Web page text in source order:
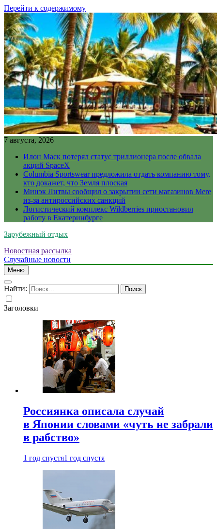
Перейти к содержимому
7 августа, 2026
Илон Маск потерял статус триллионера после обвала
акций SpaceX
Columbia Sportswear предложила отдать компанию тому,
кто докажет, что Земля плоская
Минэк Литвы сообщил о закрытии сети магазинов Mere
из-за антироссийских санкций
Логистический комплекс Wildberries приостановил
работу в Екатеринбурге
Зарубежный отдых
Новостная рассылка
Случайные новости
Меню
Найти:
Заголовки
Россиянка описала случай
в Японии словами «чуть не забрали
в рабство»
1 год спустя1 год спустя